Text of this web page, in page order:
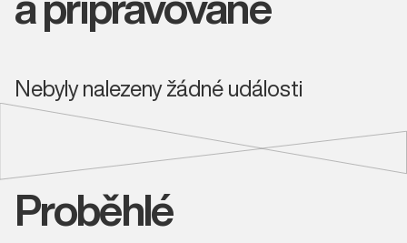
Nebyly nalezeny žádné události
Proběhlé